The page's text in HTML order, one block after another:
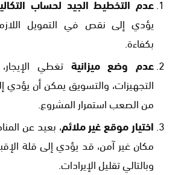
يؤدي إلى نقص في التمويل
بكفاءة.
عدم وضع ميزانية تغطي
التجهيزات، والتسويق يمكن أن يؤدي
من الصعب استمرار المشروع.
اختيار موقع غير ملائم، بعيد عن
مكان غير آمن، قد يؤدي إلى قلة
وبالتالي تقليل الإيرادات.